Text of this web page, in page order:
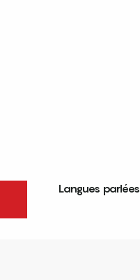
Langues parlées
Langues parlées